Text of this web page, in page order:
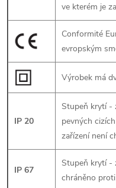
s
u
ve kterém je
Conformité
evropským
Výrobek má
IP 20
Stupeň krytí -
pevných
zařízení není
IP 67
Stupeň krytí -
chráněno